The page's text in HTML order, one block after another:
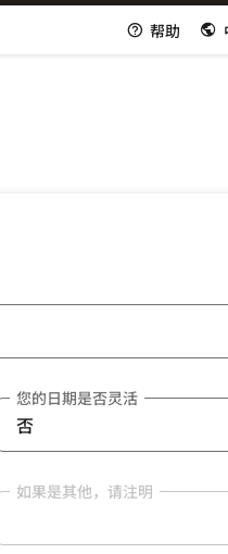
帮助
您的日期是否灵活
如果是其他，请注明